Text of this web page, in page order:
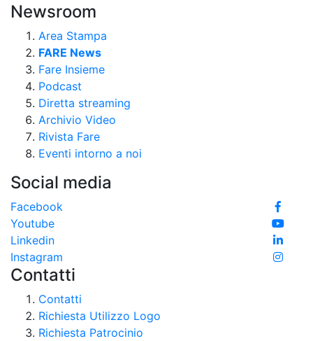
Newsroom
Area Stampa
FARE News
Fare Insieme
Podcast
Diretta streaming
Archivio Video
Rivista Fare
Eventi intorno a noi
Social media
Facebook
Youtube
Linkedin
Instagram
Contatti
Contatti
Richiesta Utilizzo Logo
Richiesta Patrocinio